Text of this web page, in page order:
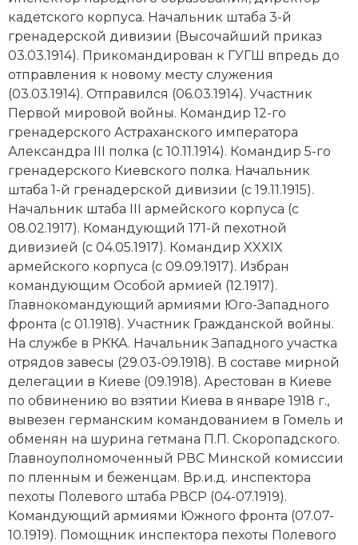
кадетского корпуса. Начальник штаба 3-й
гренадерской дивизии (Высочайший приказ
03.03.1914). Прикомандирован к ГУГШ впредь до
отправления к новому месту служения
(03.03.1914). Отправился (06.03.1914). Участник
Первой мировой войны. Командир 12-го
гренадерского Астраханского императора
Александра III полка (с 10.11.1914). Командир 5-го
гренадерского Киевского полка. Начальник
штаба 1-й гренадерской дивизии (с 19.11.1915).
Начальник штаба III армейского корпуса (с
08.02.1917). Командующий 171-й пехотной
дивизией (с 04.05.1917). Командир XXXIX
армейского корпуса (с 09.09.1917). Избран
командующим Особой армией (12.1917).
Главнокомандующий армиями Юго-Западного
фронта (с 01.1918). Участник Гражданской войны.
На службе в РККА. Начальник Западного участка
отрядов завесы (29.03-09.1918). В составе мирной
делегации в Киеве (09.1918). Арестован в Киеве
по обвинению во взятии Киева в январе 1918 г.,
вывезен германским командованием в Гомель и
обменян на шурина гетмана П.П. Скоропадского.
Главноуполномоченный РВС Минской комиссии
по пленным и беженцам. Вр.и.д. инспектора
пехоты Полевого штаба РВСР (04-07.1919).
Командующий армиями Южного фронта (07.07-
10.1919). Помощник инспектора пехоты Полевого